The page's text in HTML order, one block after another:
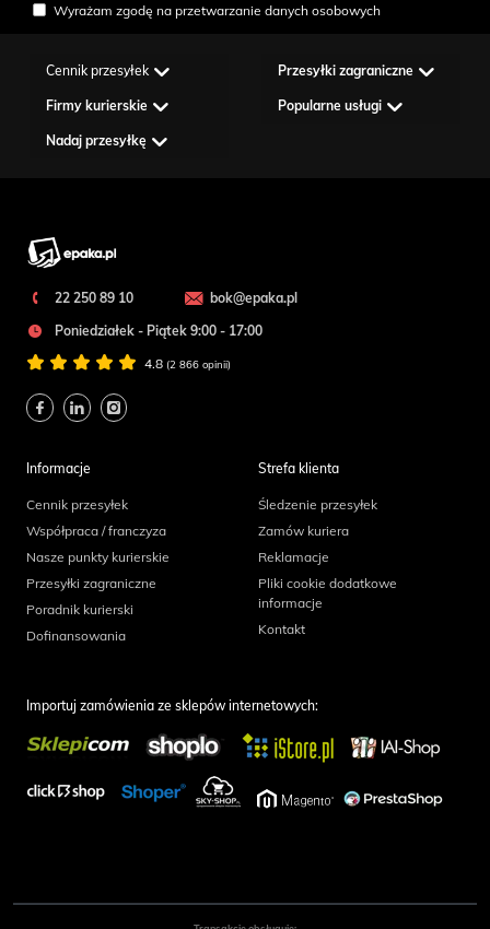
Wyrażam zgodę na przetwarzanie danych osobowych
Cennik przesyłek Przesyłki zagraniczne
Firmy kurierskie Popularne usługi
Nadaj przesyłkę
22 250 89 10
bok@epaka.pl
Poniedziałek - Piątek 9:00 - 17:00
4.8 (2 866 opinii)
Informacje
Cennik przesyłek
Współpraca / franczyza
Nasze punkty kurierskie
Przesyłki zagraniczne
Poradnik kurierski
Dofinansowania
Strefa klienta
Śledzenie przesyłek
Zamów kuriera
Reklamacje
Pliki cookie dodatkowe
informacje
Kontakt
Importuj zamówienia ze sklepów internetowych: